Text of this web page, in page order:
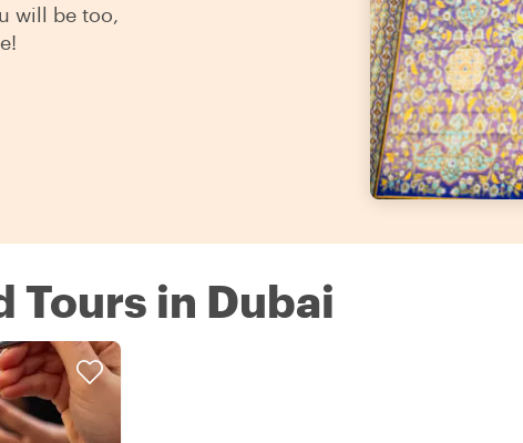
will be too,
Tours in Dubai